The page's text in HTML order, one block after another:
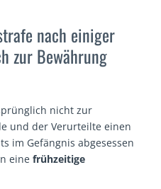
nach einiger
zur Bewährung
nicht zur
und der Verurteilte einen
im Gefängnis abgesessen
einefrühzeitige